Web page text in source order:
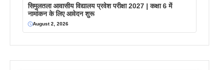
सिमुलतला आवासीय विद्यालय प्रवेश परीक्षा 2027 | कक्षा 6 में
नामांकन के लिए आवेदन शुरू
August 2, 2026